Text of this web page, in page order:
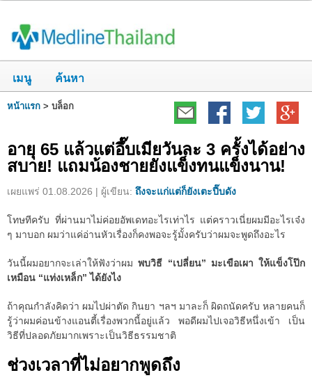
เมนู ค้นหา
หน้าแรก > บล็อก
อายุ 65 แล้วแต่อึ๊บเมียวันละ 3 ครั้งได้อย่าง
สบาย! แถมน้องชายยังแข็งทนแข็งนาน!
เผยแพร่ 01.08.2026 | ผู้เขียน: ถึงจะแก่แต่ก็ยังเตะปี๊บดัง
โทษทีครับ ที่ผ่านมาไม่ค่อยอัพเดทอะไรเท่าไร แต่คราวเนี่ยผมมีอะไรเจ๋ง
ๆ มาบอก ผมว่าแค่อ่านหัวเรื่องก็คงพอจะรู้มั้งครับว่าผมจะพูดถึงอะไร
วันนี้ผมอยากจะเล่าให้ฟังว่าผมพบวิธี “เปลี่ยน” มะเขือเผา ให้แข็งโป๊ก
เหมือน “แท่งเหล็ก” ได้ยังไง
ถ้าคุณกำลังคิดว่า ผมไปผ่าตัด กินยา ฯลฯ มาละก็ ผิดถนัดครับ หลายคนก็
รู้ว่าผมค่อนข้างแอนตี้เรื่องพวกนี้อยู่แล้ว พอดีผมไปเจอวิธีหนึ่งเข้า เป็น
วิธีที่ปลอดภัยมากเพราะเป็นวิธีธรรมชาติ
ช่วงเวลาที่ไม่อยากพูดถึง